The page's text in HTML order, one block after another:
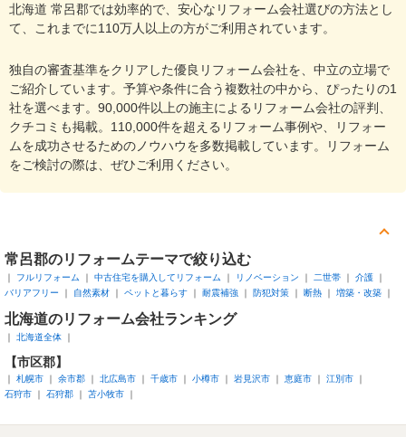
北海道 常呂郡では効率的で、安心なリフォーム会社選びの方法とし
て、これまでに110万人以上の方がご利用されています。
独自の審査基準をクリアした優良リフォーム会社を、中立の立場で
ご紹介しています。予算や条件に合う複数社の中から、ぴったりの1
社を選べます。90,000件以上の施主によるリフォーム会社の評判、
クチコミも掲載。110,000件を超えるリフォーム事例や、リフォー
ムを成功させるためのノウハウを多数掲載しています。リフォーム
をご検討の際は、ぜひご利用ください。
常呂郡のリフォームテーマで絞り込む
フルリフォーム 中古住宅を購入してリフォーム リノベーション 二世帯
介護
バリアフリー
自然素材 ペットと暮らす 耐震補強 防犯対策 断熱 増築・改築
北海道のリフォーム会社ランキング
北海道全体
【市区郡】
札幌市 余市郡 北広島市 千歳市 小樽市 岩見沢市 恵庭市
江別市
石狩市
石狩郡 苫小牧市